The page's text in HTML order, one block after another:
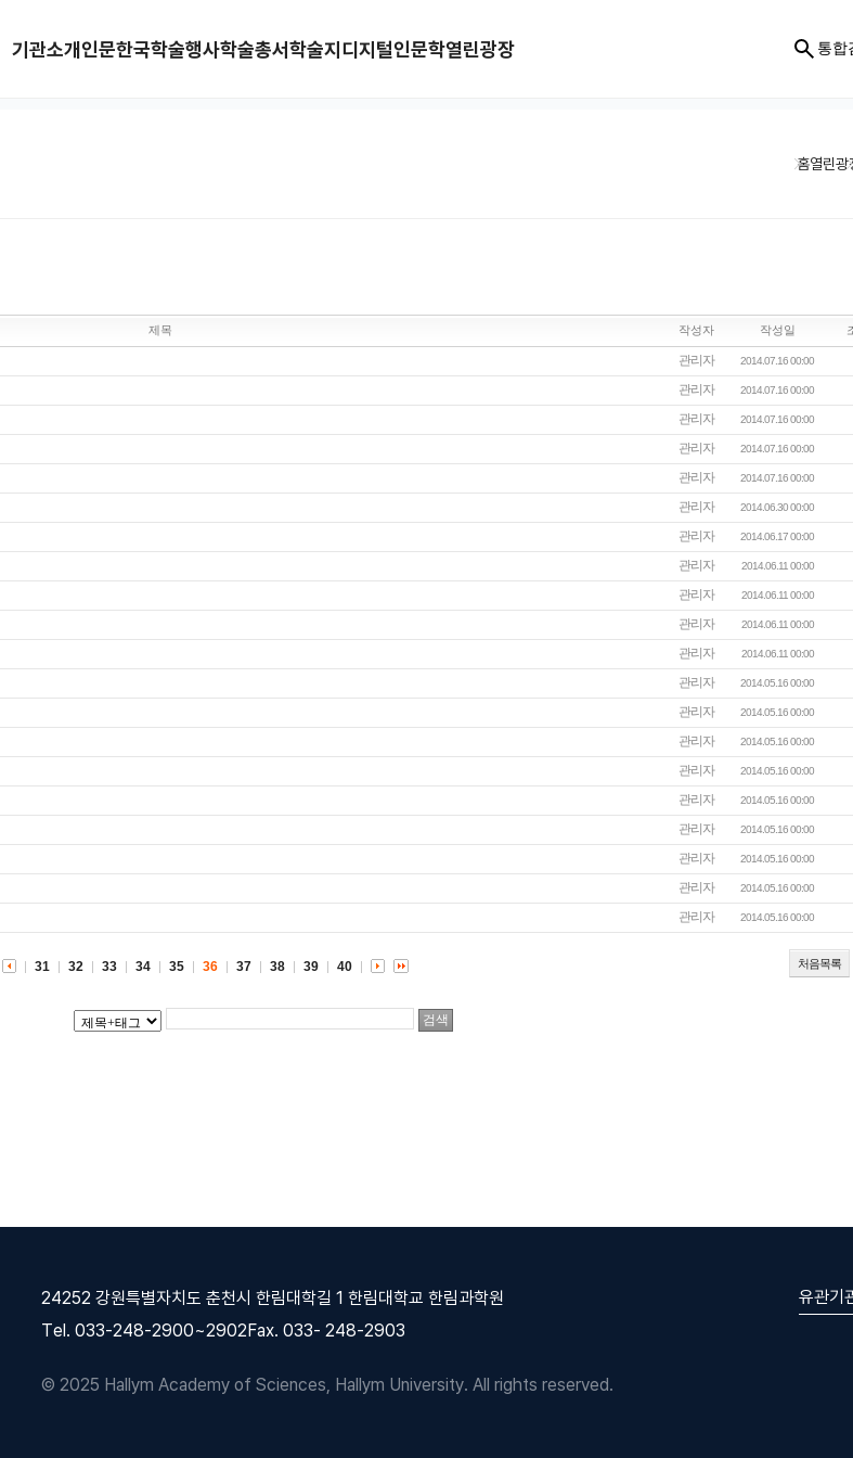
기관소개인문한국학술행사학술총서학술지디지털인문학열린광장 통합
홈열린광
제목 작성자 작성일
관리자 2014.07.16 00:00
관리자 2014.07.16 00:00
관리자 2014.07.16 00:00
관리자 2014.07.16 00:00
관리자 2014.07.16 00:00
관리자 2014.06.30 00:00
관리자 2014.06.17 00:00
관리자 2014.06.11 00:00
관리자 2014.06.11 00:00
관리자 2014.06.11 00:00
관리자 2014.06.11 00:00
관리자 2014.05.16 00:00
관리자 2014.05.16 00:00
관리자 2014.05.16 00:00
관리자 2014.05.16 00:00
관리자 2014.05.16 00:00
관리자 2014.05.16 00:00
관리자 2014.05.16 00:00
관리자 2014.05.16 00:00
관리자 2014.05.16 00:00
처음목록
31 32 33 34 35 36 37 38 39 40
24252 강원특별자치도 춘천시 한림대학길 1 한림대학교 한림과학원
Tel. 033-248-2900~2902Fax. 033- 248-2903
© 2025 Hallym Academy of Sciences, Hallym University. All rights reserved.
유관기